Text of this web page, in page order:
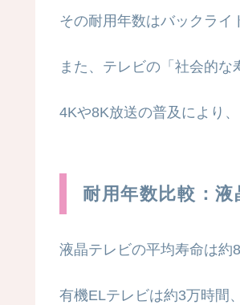
その耐用年数はバックライ
また、テレビの「社会的な
4Kや8K放送の普及により
耐用年数比較：
液晶テレビの平均寿命は約
有機ELテレビは約3万時間